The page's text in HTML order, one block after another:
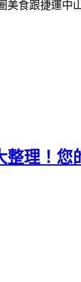
食跟捷運中
理！